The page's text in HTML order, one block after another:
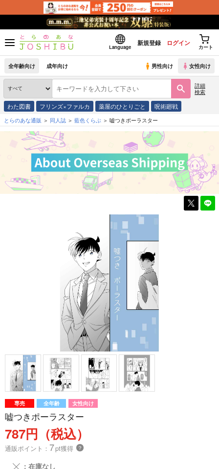
Language
新規登録 ログイン
カート
全年齢向け 成年向け 男性向け 女性向け
詳細
検索
わた図書 フリンズ×ファルカ 薬屋のひとりごと 呪術廻戦
とらのあな通販 同人誌 藍色くらぶ 嘘つきポーラスター
専売 全年齢 女性向け
嘘つきポーラスター
787円（税込）
通販ポイント： 7pt獲得 ？
╳ ：在庫なし